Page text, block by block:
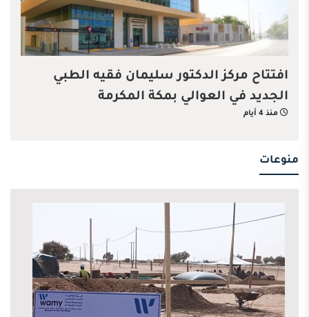
افتتاح مركز الدكتور سليمان فقيه الطبي
الجديد في العوالي بمكة المكرمة
منذ 4 أيام
منوعات